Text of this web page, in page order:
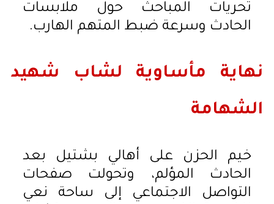
تحريات المباحث حول ملابسات
الحادث وسرعة ضبط المتهم الهارب.
نهاية مأساوية لشاب شهيد
الشهامة
خيم الحزن على أهالي بشتيل بعد
الحادث المؤلم، وتحولت صفحات
التواصل الاجتماعي إلى ساحة نعي